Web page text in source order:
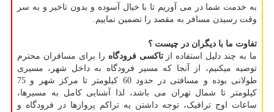
به خدمت شما در می آوریم تا با خیال آسوده و بدون تاخیر و به سر
وقت رسیدن مسافر به مقصد را تضمین نماییم.
تفاوت ما با دیگران در چیست ؟
ما به چند دلیل استفاده ازتاکسی فرودگاه را برای مسافران محترم
توصیه میکنیم، از آنجا که مسیر فرودگاه به داخل شهر، مسیری
طولانی بوده و مسافتی در حدود 60 کیلومتر تا مرکز شهر و 75
کیلومتر تا شمال تهران می باشد، لذا آشنایی کامل به مسیرها،
ساعات اوج ترافیک، توجه داشتن یه تراکم پروازها در فرودگاه و